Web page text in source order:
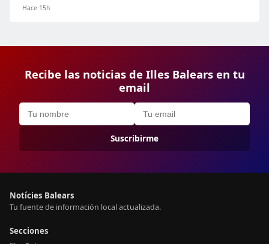
Hace 15h
Recibe las noticias de Illes Balears en tu
email
Suscribirme
Notícies Balears
Tu fuente de información local actualizada.
Secciones